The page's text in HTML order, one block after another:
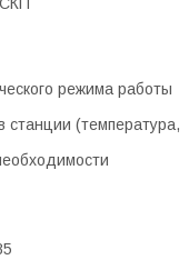
режима работы
станции (температура,